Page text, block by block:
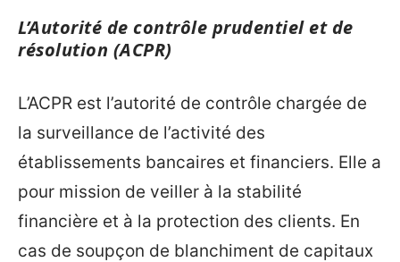
L’Autorité de contrôle prudentiel et de
résolution (ACPR)
L’ACPR est l’autorité de contrôle chargée de
la surveillance de l’activité des
établissements bancaires et financiers. Elle a
pour mission de veiller à la stabilité
financière et à la protection des clients. En
cas de soupçon de blanchiment de capitaux